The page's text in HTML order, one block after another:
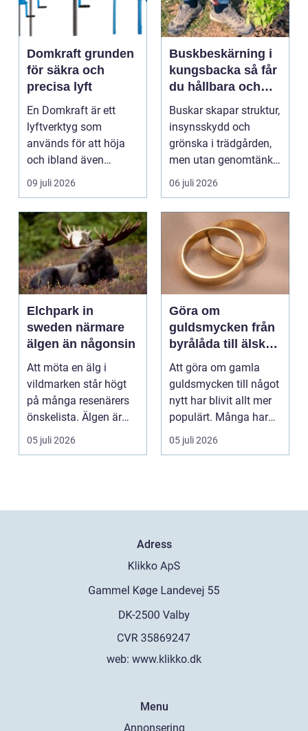
Domkraft grunden
för säkra och
precisa lyft
En Domkraft är ett
lyftverktyg som
används för att höja
och ibland även
positionera tunga
09 juli 2026
Buskbeskärning i
kungsbacka så får
du hållbara och
vackra buskar året
runt
Buskar skapar struktur,
insynsskydd och
grönska i trädgården,
men utan genomtänkt
beskärning blir de...
06 juli 2026
Elchpark in
sweden närmare
älgen än någonsin
Att möta en älg i
vildmarken står högt
på många resenärers
önskelista. Älgen är
Skandinaviens ikonis...
05 juli 2026
Göra om
guldsmycken från
byrålåda till älskad
favorit
Att göra om gamla
guldsmycken till något
nytt har blivit allt mer
populärt. Många har
ärvda ringar, ...
05 juli 2026
Adress
web: www.klikko.dk
Menu
Annonsering